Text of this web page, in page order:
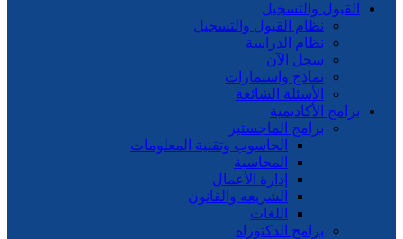
القبول والتسجيل
نظام القبول والتسجيل
نظام الدراسة
سجل الآن
نماذج واستمارات
الأسئلة الشائعة
برامج الأكاديمية
برامج الماجستير
الحاسوب وتقنية المعلومات
المحاسبة
إدارة الأعمال
الشريعه والقانون
اللغات
برامج الدكتوراه